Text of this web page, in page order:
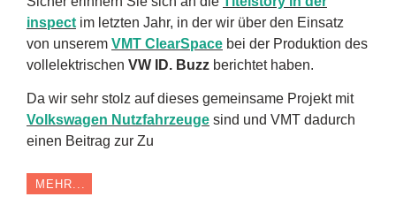
inspect im letzten Jahr, in der wir über den Einsatz
von unserem VMT ClearSpace bei der Produktion des
vollelektrischen VW ID. Buzz berichtet haben.
Da wir sehr stolz auf dieses gemeinsame Projekt mit
Volkswagen Nutzfahrzeuge sind und VMT dadurch
einen Beitrag zur Zu
MEHR...